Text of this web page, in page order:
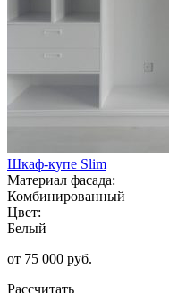
Шкаф-купе Slim
Материал фасада:
Комбинированный
Цвет:
Белый
от 75 000 руб.
Рассчитать